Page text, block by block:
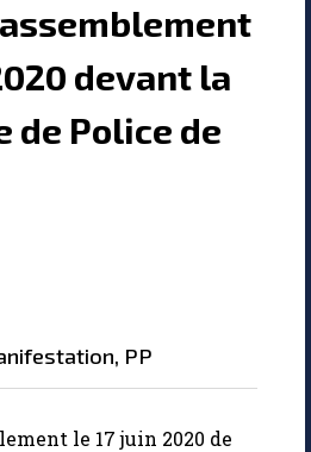
devant la
de Police de
, PP
le 17 juin 2020 de